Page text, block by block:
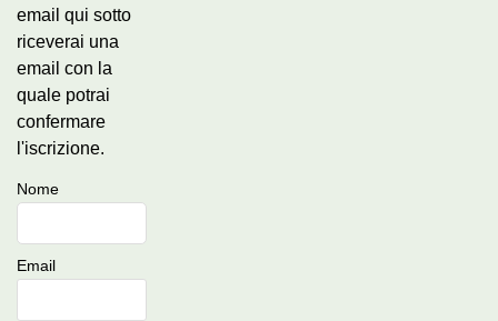
email qui sotto
riceverai una
email con la
quale potrai
confermare
l'iscrizione.
Nome
Email